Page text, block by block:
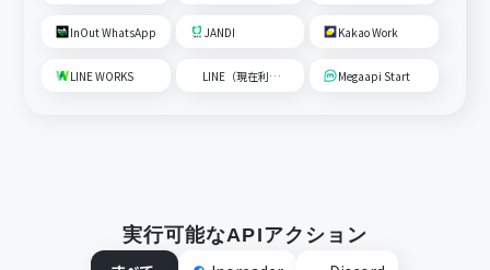
InOut WhatsApp JANDI Kakao Work
LINE WORKS LINE（現在利用不可） Megaapi Start
実行可能なAPIアクション